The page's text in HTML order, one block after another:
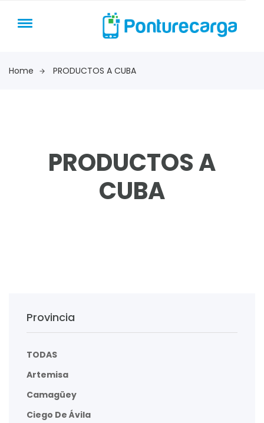
Home PRODUCTOS A CUBA
PRODUCTOS A
CUBA
Provincia
TODAS
Artemisa
Camagüey
Ciego De Ávila